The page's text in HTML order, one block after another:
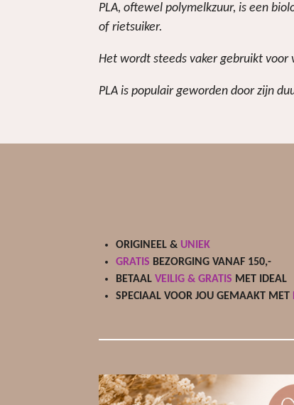
PLA, oftewel polymelkzuur, is een
of rietsuiker.
Het wordt steeds vaker gebruikt voor
PLA is populair geworden door zijn
ORIGINEEL & UNIEK
GRATIS BEZORGING VANAF 150,-
BETAAL VEILIG & GRATIS MET IDEAL
SPECIAAL VOOR JOU GEMAAKT MET